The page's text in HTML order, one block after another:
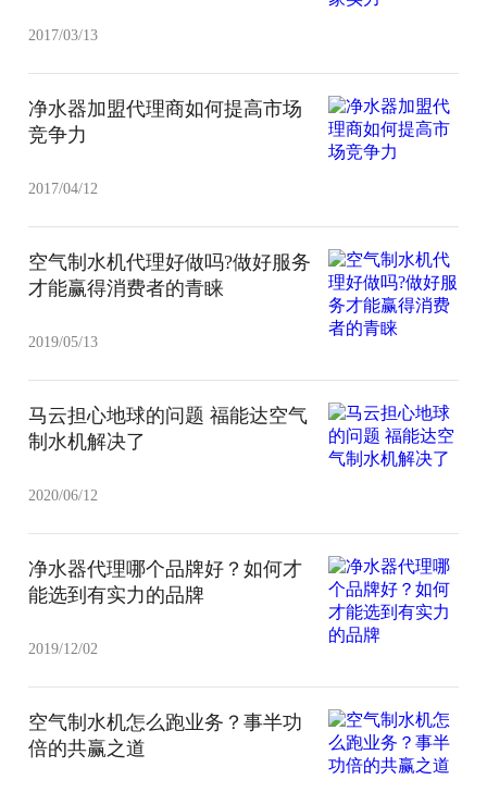
2017/03/13
净水器加盟代理商如何提高市场
竞争力
2017/04/12
空气制水机代理好做吗?做好服务
才能赢得消费者的青睐
2019/05/13
马云担心地球的问题 福能达空气
制水机解决了
2020/06/12
净水器代理哪个品牌好？如何才
能选到有实力的品牌
2019/12/02
空气制水机怎么跑业务？事半功
倍的共赢之道